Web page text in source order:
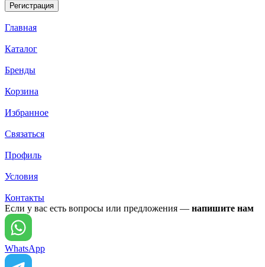
Главная
Каталог
Бренды
Корзина
Избранное
Связаться
Профиль
Условия
Контакты
Если у вас есть вопросы или предложения — напишите нам
WhatsApp